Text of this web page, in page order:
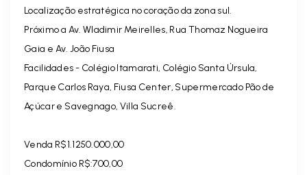
Localização estratégica no coração da zona sul.
Próximo a Av. Wladimir Meirelles, Rua Thomaz Nogueira
Gaia e Av. João Fiusa
Facilidades - Colégio Itamarati, Colégio Santa Úrsula,
Parque Carlos Raya, Fiusa Center, Supermercado Pão de
Açúcar e Savegnago, Villa Sucreê.
Venda R$1.1250.000,00
Condomínio R$:700,00